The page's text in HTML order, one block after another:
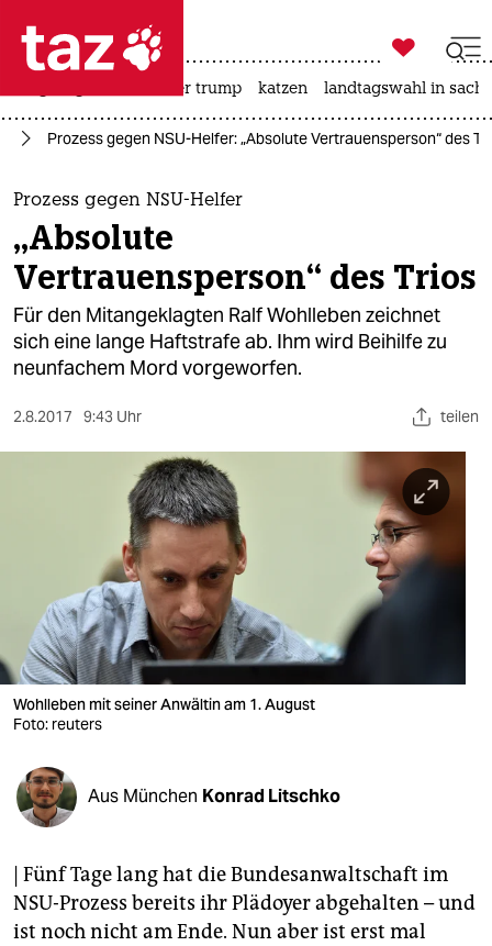
 taz zahl ich
taz zahl ich
themen
politik
öko
gesellschaft
sport
wahrheit
verlag
verlag
veranstaltungen
shop
fragen & hilfe
unterstützen
abo

taz zahl ich
usa unter trump katzen landtagswahl in
Prozess gegen NSU-Helfer: „Absolute Vertrauensperson“ des
Prozess gegen NSU-Helfer
„Absolute
Vertrauensperson“ des Trios
Für den Mitangeklagten Ralf Wohlleben zeichnet
sich eine lange Haftstrafe ab. Ihm wird Beihilfe zu
neunfachem Mord vorgeworfen.
2.8.2017 9:43 Uhr teilen
Wohlleben mit seiner Anwältin am 1. August
Foto: reuters
Aus München Konrad Litschko
| Fünf Tage lang hat die Bundesanwaltschaft im
NSU-Prozess bereits ihr Plädoyer abgehalten – und
ist noch nicht am Ende. Nun aber ist erst mal